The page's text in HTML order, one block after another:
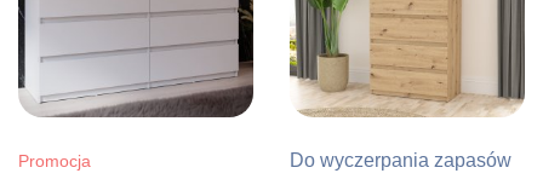
Promocja
Do wyczerpania zapasów